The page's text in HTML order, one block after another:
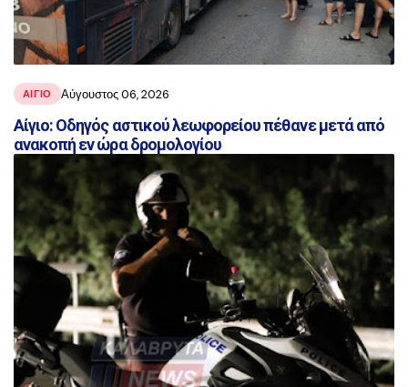
ΑΙΓΙΟ Αύγουστος 06, 2026
Αίγιο: Οδηγός αστικού λεωφορείου πέθανε μετά από
ανακοπή εν ώρα δρομολογίου